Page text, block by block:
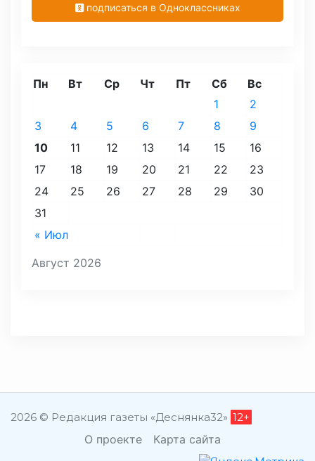
подписаться в Одноклассниках
Август 2026
Пн Вт Ср Чт Пт Сб Вс
« Июл
1
2
3
4 5 6 7 8
9
10
11 12 13 14 15
16
17
18 19 20 21 22
23
24
25 26 27 28 29
30
31
2026 © Редакция газеты «Деснянка32» 12+
О проекте Карта сайта